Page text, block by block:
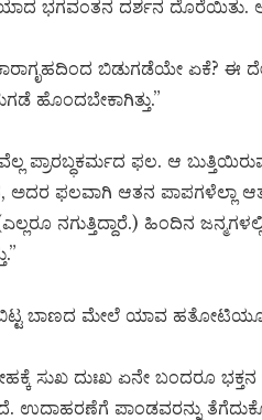
ಭಗವಂತನ ದರ್ಶನ ದೊರೆಯಿತು.
ಕಾರಾಗೃಹದಿಂದ ಬಿಡುಗಡೆಯೇ ಏಕೆ?
ಹೊಂದಬೇಕಾಗಿತ್ತು.”
ಪ್ರಾರಬ್ಧಕರ್ಮದ ಫಲ. ಆ
ಅದರ ಫಲವಾಗಿ ಆತನ ಪಾಪಗಳೆಲ್ಲಾ
ನಗುತ್ತಿದ್ದಾರೆ.) ಹಿಂದಿನ
ಬಾಣದ ಮೇಲೆ ಯಾವ ಹತೋಟಿಯೂ
ಸುಖ ದುಃಖ ಏನೇ ಬಂದರೂ
ಉದಾಹರಣೆಗೆ ಪಾಂಡವರನ್ನು